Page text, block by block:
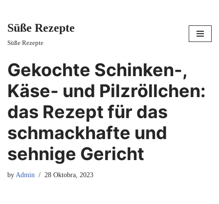
content
Süße Rezepte
Süße Rezepte
Gekochte Schinken-,
Käse- und Pilzröllchen:
das Rezept für das
schmackhafte und
sehnige Gericht
by Admin 28 Oktobra, 2023